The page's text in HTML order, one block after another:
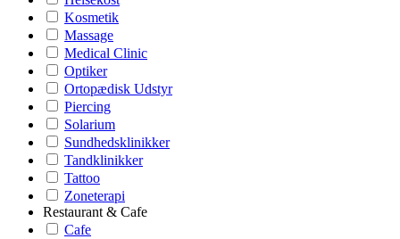
Kosmetik
Massage
Medical Clinic
Optiker
Ortopædisk Udstyr
Piercing
Solarium
Sundhedsklinikker
Tandklinikker
Tattoo
Zoneterapi
Restaurant & Cafe
Cafe